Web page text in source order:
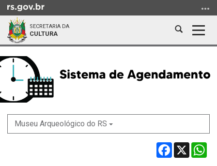
para
conteúdo
para
Ir
busca
SECRETARIA DA
CULTURA
Abrir
do
conteúdo
Museu Arqueológico do RS
Facebook
X